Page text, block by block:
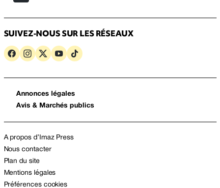
SUIVEZ-NOUS SUR LES RÉSEAUX
Annonces légales
Avis & Marchés publics
A propos d’Imaz Press
Nous contacter
Plan du site
Mentions légales
Préférences cookies